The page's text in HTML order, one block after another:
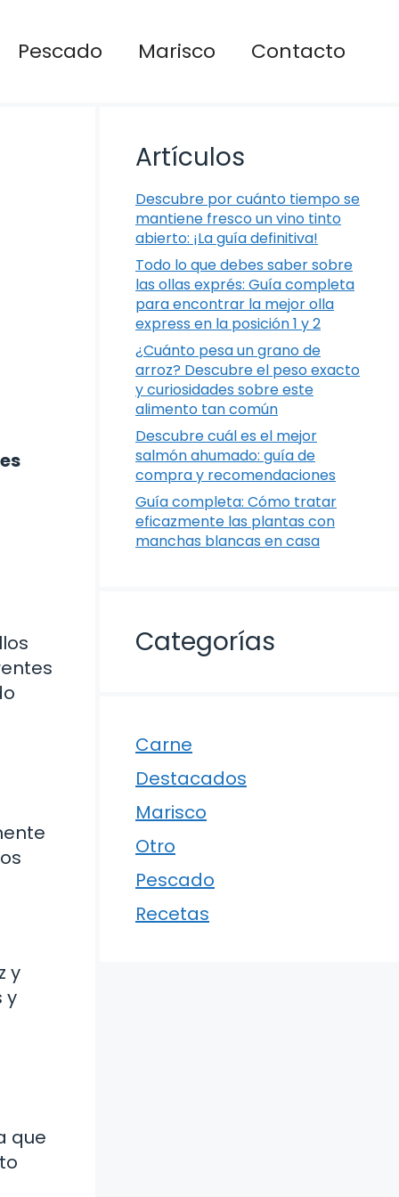
Pescado Marisco Contacto
y
y
que
Artículos
Descubre por cuánto tiempo se
mantiene fresco un vino tinto
abierto: ¡La guía definitiva!
Todo lo que debes saber sobre
las ollas exprés: Guía completa
para encontrar la mejor olla
express en la posición 1 y 2
¿Cuánto pesa un grano de
arroz? Descubre el peso exacto
y curiosidades sobre este
alimento tan común
Descubre cuál es el mejor
salmón ahumado: guía de
compra y recomendaciones
Guía completa: Cómo tratar
eficazmente las plantas con
manchas blancas en casa
Categorías
Carne
Destacados
Marisco
Otro
Pescado
Recetas